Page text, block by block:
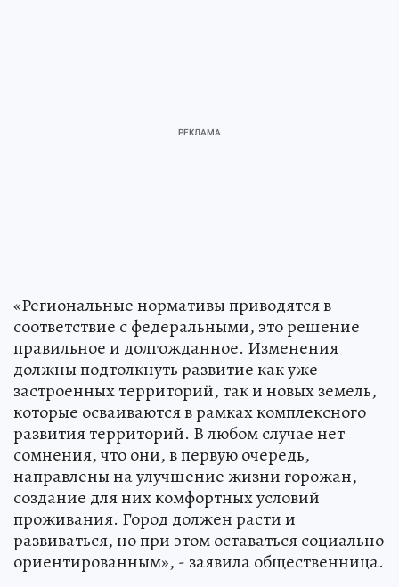
«Региональные нормативы приводятся в
соответствие с федеральными, это решение
правильное и долгожданное. Изменения
должны подтолкнуть развитие как уже
застроенных территорий, так и новых земель,
которые осваиваются в рамках комплексного
развития территорий. В любом случае нет
сомнения, что они, в первую очередь,
направлены на улучшение жизни горожан,
создание для них комфортных условий
проживания. Город должен расти и
развиваться, но при этом оставаться социально
ориентированным», - заявила общественница.